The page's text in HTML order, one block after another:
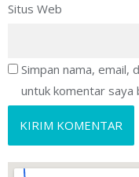
Situs Web
Simpan nama, email,
untuk komentar saya